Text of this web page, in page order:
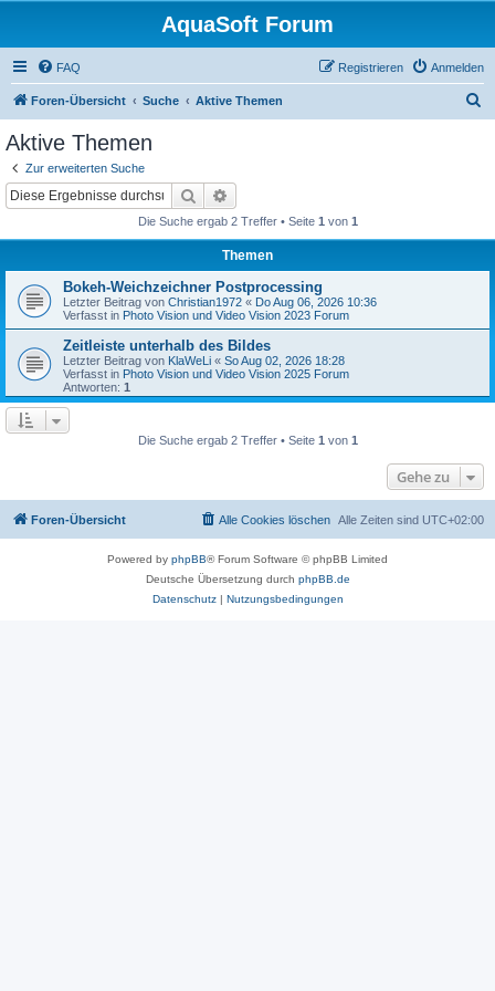
AquaSoft Forum
FAQ Anmelden
Registrieren
Foren-Übersicht Suche Aktive Themen
Aktive Themen
Zur erweiterten Suche
Suche
Die Suche ergab 2 Treffer • Seite 1 von 1
Themen
Bokeh-Weichzeichner Postprocessing
Letzter Beitrag von Christian1972 « Do Aug 06, 2026 10:36
Verfasst in Photo Vision und Video Vision 2023 Forum
Zeitleiste unterhalb des Bildes
Letzter Beitrag von KlaWeLi « So Aug 02, 2026 18:28
Verfasst in Photo Vision und Video Vision 2025 Forum
Antworten: 1
Die Suche ergab 2 Treffer • Seite 1 von 1
Gehe zu
Foren-Übersicht Alle Zeiten sind UTC+02:00
Alle Cookies löschen
Powered by phpBB® Forum Software © phpBB Limited
Deutsche Übersetzung durch phpBB.de
Datenschutz| Nutzungsbedingungen